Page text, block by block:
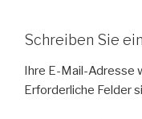
Schreiben Sie
Ihre E-Mail-Adresse
Erforderliche Felder